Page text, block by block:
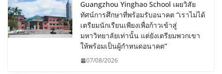
Guangzhou Yinghao School เผยวิสัย
ทัศน์การศึกษาที่พร้อมรับอนาคต “เราไม่ได้
เตรียมนักเรียนเพียงเพื่อก้าวเข้าสู่
มหาวิทยาลัยเท่านั้น แต่ยังเตรียมพวกเขา
ให้พร้อมเป็นผู้กำหนดอนาคต”
07/08/2026